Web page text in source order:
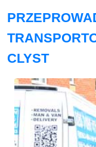
CLYST